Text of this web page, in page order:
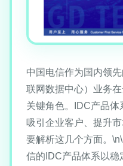
中国电信作为国内领
联网数据中心）业务
关键角色。IDC产品
吸引企业客户、提升
要解析这几个方面。
信的IDC产品体系以稳